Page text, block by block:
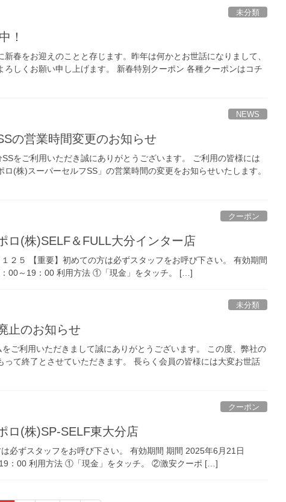
未分類
！
春をお迎えのことと存じます。昨年は何かとお世話になりまして、
しくお願い申し上げます。 新春特別クーポン 各種クーポンはコチ
NEWS
の営業時間変更のお知らせ
をご利用いただき誠にありがとうございます。 ご利用の皆様には
(株)スーパーセルフSS」の営業時間の変更をお知らせいたします。
クーポン
ロ(株)SELF＆FULL大分インター店
２５ 【重要】初めての方は必ずスタッフをお呼び下さい。 有効期間
00～19：00 利用方法 ①「現金」をタッチ。 […]
未分類
止のお知らせ
ご利用いただきまして誠にありがとうございます。 この度、弊社の
って終了とさせていただきます。 長らく会員の皆様には大変お世話
クーポン
ロ(株)SP-SELF東大分店
必ずスタッフをお呼び下さい。 有効期間 期間 2025年6月21日
19：00 利用方法 ①「現金」をタッチ。 ②激安クーポ […]